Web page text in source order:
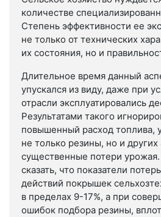
количестве
Степень эффективности ее
не только от технических
их состояния, но и
Длительное время данный
упускался из виду, даже при
отрасли эксплуатировались
Результатами такого
повышенный расход топлива,
не только резины, но и других
существенные потери
сказать, что показатели
действий покрышек
в пределах 9-17%, а при
ошибок подбора резины,